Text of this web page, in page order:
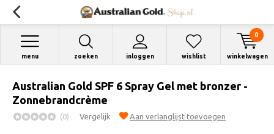
zoeken inloggen
menu wishlist winkelwagen
0
Australian Gold SPF 6 Spray Gel met bronzer -
Zonnebrandcrème
(0) Vergelijk Aan verlanglijst toevoegen